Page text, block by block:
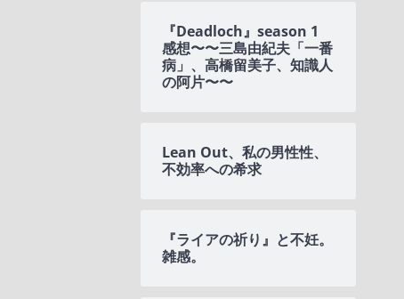
『Deadloch』season 1
感想〜〜三島由紀夫「一番
病」、高橋留美子、知識人
の阿片〜〜
Lean Out、私の男性性、
不効率への希求
『ライアの祈り』と不妊。
雑感。